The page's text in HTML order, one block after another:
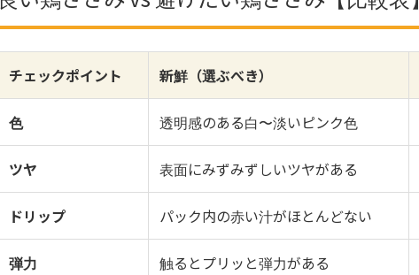
チェックポイント 新鮮（選ぶべき）
色 透明感のある白〜淡いピンク色
ツヤ 表面にみずみずしいツヤがある
ドリップ パック内の赤い汁がほとんどない
弾力 触るとプリッと弾力がある